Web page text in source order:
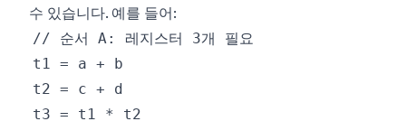
수 있습니다. 예를 들어: